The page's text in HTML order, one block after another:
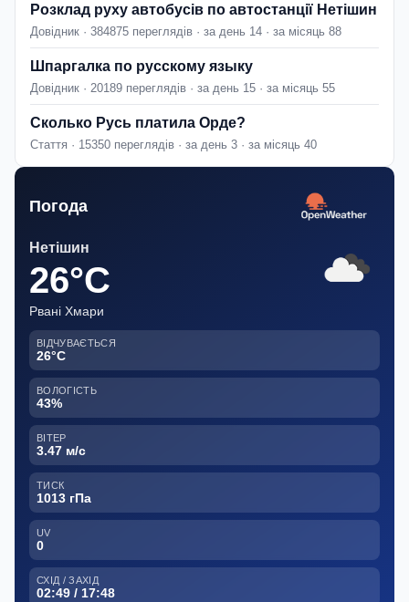
Розклад руху автобусів по автостанції Нетішин
Довідник · 384875 переглядів · за день 14 · за місяць 88
Шпаргалка по русскому языку
Довідник · 20189 переглядів · за день 15 · за місяць 55
Сколько Русь платила Орде?
Стаття · 15350 переглядів · за день 3 · за місяць 40
Погода
Нетішин
26°C
Рвані Хмари
ВІДЧУВАЄТЬСЯ
26°C
ВОЛОГІСТЬ
43%
ВІТЕР
3.47 м/с
ТИСК
1013 гПа
UV
0
СХІД / ЗАХІД
02:49 / 17:48